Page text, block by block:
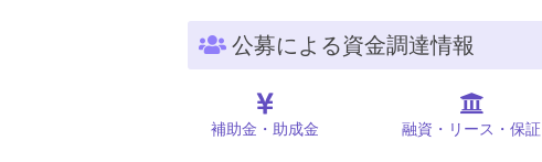
公募による資金調達情報
補助金・助成金 融資・リース・保証